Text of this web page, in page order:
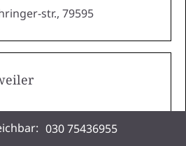
str., 79595
030 75436955